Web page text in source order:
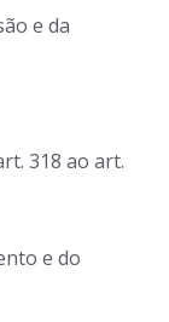
e da
318 ao art.
e do